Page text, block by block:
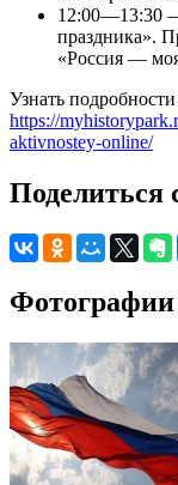
12:00—13:30
праздника».
«Россия —
Узнать
https://
aktivnostey-online/
Поделиться